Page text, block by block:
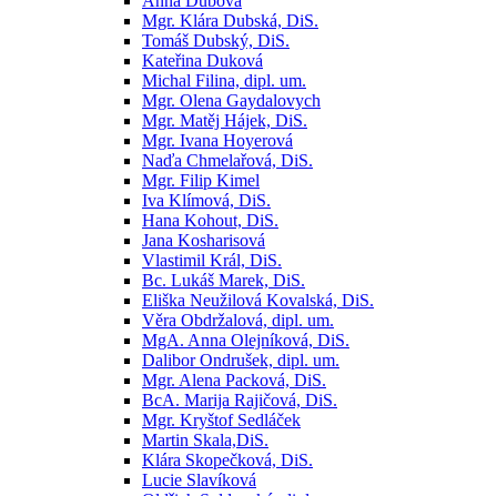
Mgr. Klára Dubská, DiS.
Tomáš Dubský, DiS.
Kateřina Duková
Michal Filina, dipl. um.
Mgr. Olena Gaydalovych
Mgr. Matěj Hájek, DiS.
Mgr. Ivana Hoyerová
Naďa Chmelařová, DiS.
Mgr. Filip Kimel
Iva Klímová, DiS.
Hana Kohout, DiS.
Jana Kosharisová
Vlastimil Král, DiS.
Bc. Lukáš Marek, DiS.
Eliška Neužilová Kovalská, DiS.
Věra Obdržalová, dipl. um.
MgA. Anna Olejníková, DiS.
Dalibor Ondrušek, dipl. um.
Mgr. Alena Packová, DiS.
BcA. Marija Rajičová, DiS.
Mgr. Kryštof Sedláček
Martin Skala,DiS.
Klára Skopečková, DiS.
Lucie Slavíková